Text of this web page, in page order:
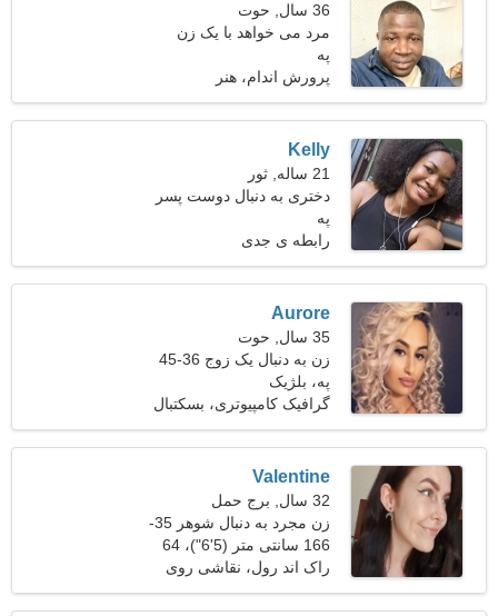
36 سال, حوت
مرد می خواهد با یک زن
ملاقات کند
په
پرورش اندام، هنر
Kelly
21 ساله, ثور
دختری به دنبال دوست پسر
په
رابطه ی جدی
Aurore
35 سال, حوت
زن به دنبال یک زوج 36-45
په، بلژیک
گرافیک کامپیوتری، بسکتبال
Valentine
32 سال, برج حمل
زن مجرد به دنبال شوهر 35-
39
166 سانتی متر (5'6")، 64
کیلوگرم (141 پوند)
راک اند رول، نقاشی روی
بدن